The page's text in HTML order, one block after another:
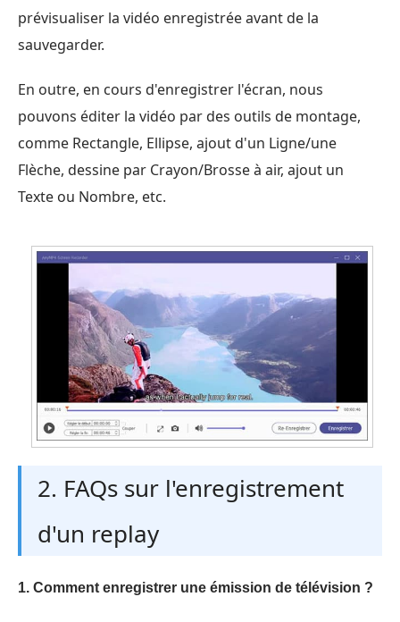
prévisualiser la vidéo enregistrée avant de la
sauvegarder.
En outre, en cours d'enregistrer l'écran, nous
pouvons éditer la vidéo par des outils de montage,
comme Rectangle, Ellipse, ajout d'un Ligne/une
Flèche, dessine par Crayon/Brosse à air, ajout un
Texte ou Nombre, etc.
2. FAQs sur l'enregistrement
d'un replay
1. Comment enregistrer une émission de télévision ?